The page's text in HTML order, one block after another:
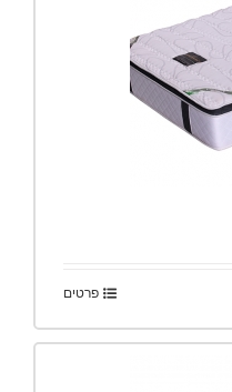
פרטים